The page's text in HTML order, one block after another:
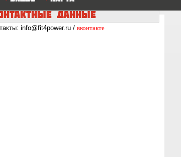
ДАННЫЕ
info@fit4power.ru / вконтакте